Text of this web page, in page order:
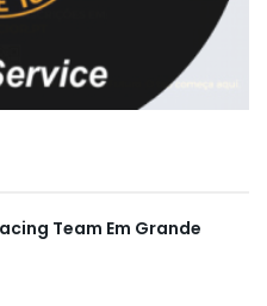
Team Em Grande